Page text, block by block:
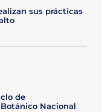
sus prácticas
de
Nacional